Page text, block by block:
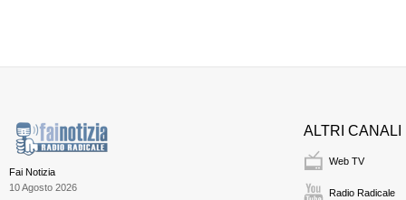
Fai Notizia
10 Agosto 2026
ALTRI CANALI
Web TV
Radio Radicale